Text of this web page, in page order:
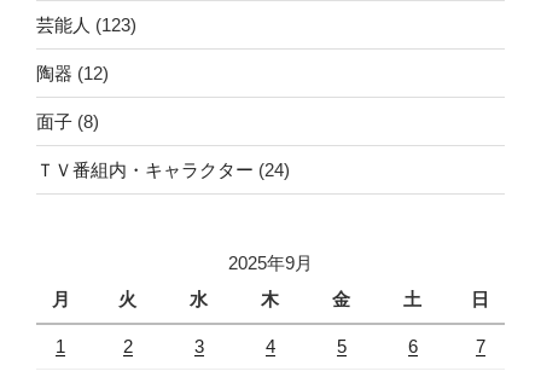
芸能人 (123)
陶器 (12)
面子 (8)
ＴＶ番組内・キャラクター (24)
2025年9月
月
火 水 木 金 土 日
1 2 3 4 5 6 7